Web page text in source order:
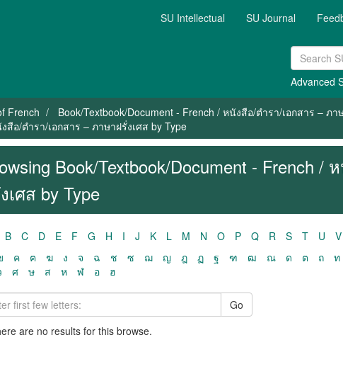
SU Intellectual SU Journal
Advanced
French
Book/Textbook/Document - French / หนังสือ/ตำรา/เอกสาร – ภา
สือ/ตำรา/เอกสาร – ภาษาฝรั่งเศส by Type
Book/Textbook/Document - French /
เศส by Type
B C D E F G H I J K L M N O P Q R S T U V
ค ฅ ฆ ง จ ฉ ช ซ ฌ ญ ฎ ฏ ฐ ฑ ฒ ณ ด ต ถ ท
ศ ษ ส ห ฬ อ ฮ
Go
are no results for this browse.